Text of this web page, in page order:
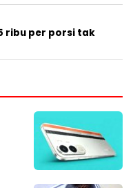
ribu per porsi tak